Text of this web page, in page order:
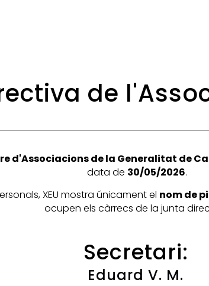
de
d'Associacions de la Generalitat de
data de 30/05/2026.
XEU mostra únicament el nom de
ocupen els càrrecs de la junta
Secretari:
Eduard V. M.